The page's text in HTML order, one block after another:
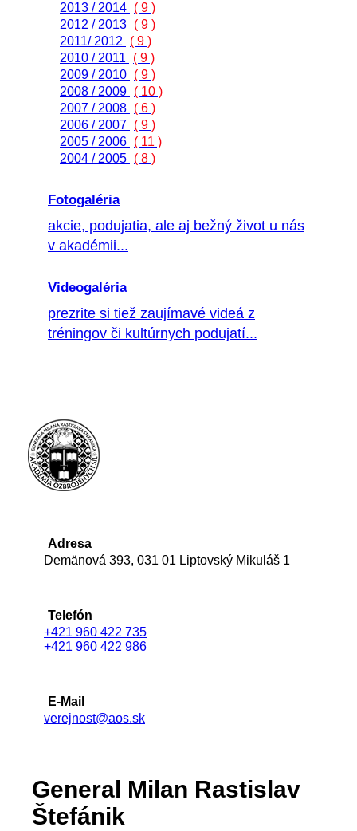
2013 / 2014 ( 9 )
2012 / 2013 ( 9 )
2011/ 2012
( 9 )
2010 / 2011
( 9 )
2009 / 2010 ( 9 )
2008 / 2009 ( 10 )
2007 / 2008 ( 6 )
2006 / 2007 ( 9 )
2005 / 2006 ( 11 )
2004 / 2005 ( 8 )
Fotogaléria
akcie, podujatia, ale aj bežný život u nás
v akadémii...
Videogaléria
prezrite si tiež zaujímavé videá z
tréningov či kultúrnych podujatí...
Adresa
Demänová 393, 031 01 Liptovský Mikuláš 1
Telefón
+421 960 422 735
+421 960 422 986
E-Mail
verejnost@aos.sk
General Milan Rastislav
Štefánik